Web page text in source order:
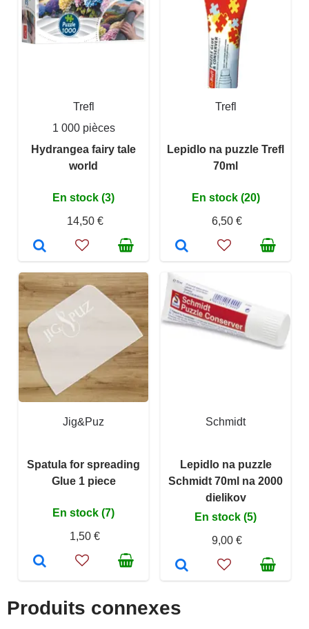
Trefl
1 000 pièces
Hydrangea fairy tale
world
En stock (3)
14,50 €
Trefl
Lepidlo na puzzle Trefl
70ml
En stock (20)
6,50 €
Jig&Puz
Spatula for spreading
Glue 1 piece
En stock (7)
1,50 €
Schmidt
Lepidlo na puzzle
Schmidt 70ml na 2000
dielikov
En stock (5)
9,00 €
Produits connexes